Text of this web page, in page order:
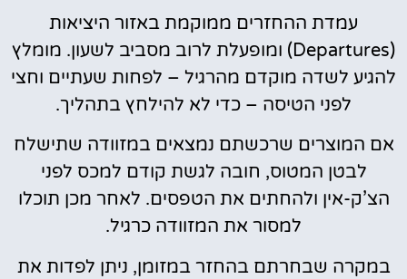
עמדת ההחזרים ממוקמת באזור היציאות
(Departures) ומופעלת לרוב מסביב לשעון. מומלץ
להגיע לשדה מוקדם מהרגיל – לפחות שעתיים וחצי
לפני הטיסה – כדי לא להילחץ בתהליך.
אם המוצרים שרכשתם נמצאים במזוודה שתישלח
לבטן המטוס, חובה לגשת קודם למכס לפני
הצ’ק-אין ולהחתים את הטפסים. לאחר מכן תוכלו
למסור את המזוודה כרגיל.
במקרה שבחרתם בהחזר במזומן, ניתן לפדות את